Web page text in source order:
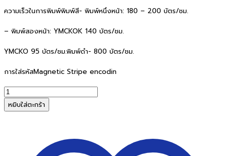
ความเร็วในการพิมพ์พิมพ์สี- พิมพ์หนึ่งหน้า: 180 – 200 บัตร/ชม.
– พิมพ์สองหน้า: YMCKOK 140 บัตร/ชม.
YMCKO 95 บัตร/ชม.พิมพ์ดํา- 800 บัตร/ชม.
การใส่รหัสMagnetic Stripe encodin
จำนวน
เครื่องพิมพ์
บัตร
หยิบใส่ตะกร้า